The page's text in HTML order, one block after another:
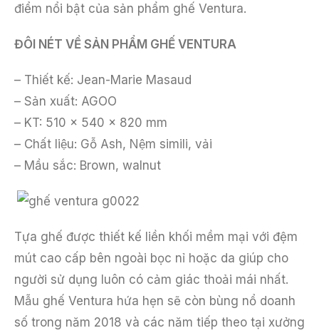
điểm nổi bật của sản phẩm ghế Ventura.
ĐÔI NÉT VỀ SẢN PHẨM GHẾ VENTURA
– Thiết kế: Jean-Marie Masaud
– Sản xuất: AGOO
– KT: 510 x 540 x 820 mm
– Chất liệu: Gỗ Ash, Nệm simili, vải
– Mầu sắc: Brown, walnut
Tựa ghế được thiết kế liền khối mềm mại với đệm
mút cao cấp bên ngoài bọc nỉ hoặc da giúp cho
người sử dụng luôn có cảm giác thoải mái nhất.
Mẫu ghế Ventura hứa hẹn sẽ còn bùng nổ doanh
số trong năm 2018 và các năm tiếp theo tại xưởng